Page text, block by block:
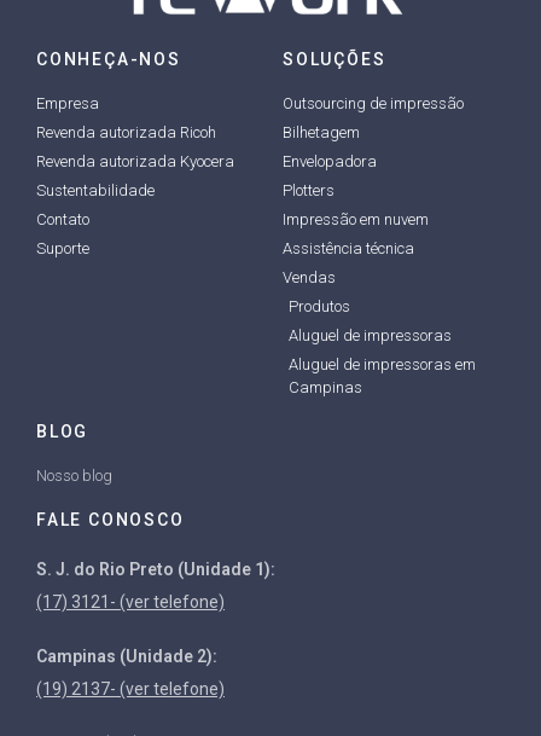
CONHEÇA-NOS
Empresa
Revenda autorizada Ricoh
Revenda autorizada Kyocera
Sustentabilidade
Contato
Suporte
SOLUÇÕES
Outsourcing de impressão
Bilhetagem
Envelopadora
Plotters
Impressão em nuvem
Assistência técnica
Vendas
Produtos
Aluguel de impressoras
Aluguel de impressoras em
Campinas
BLOG
Nosso blog
FALE CONOSCO
S. J. do Rio Preto (Unidade 1):
(17) 3121- (ver telefone)
Campinas (Unidade 2):
(19) 2137- (ver telefone)